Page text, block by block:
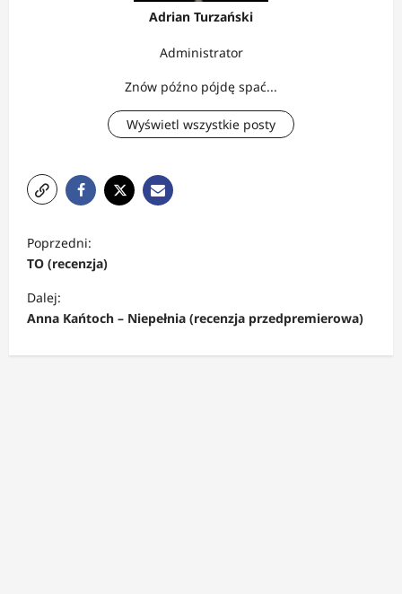
Adrian Turzański
Administrator
Znów późno pójdę spać...
Wyświetl wszystkie posty
o
b
a
Poprzedni:
TO (recenzja)
Dalej:
Anna Kańtoch – Niepełnia (recenzja przedpremierowa)